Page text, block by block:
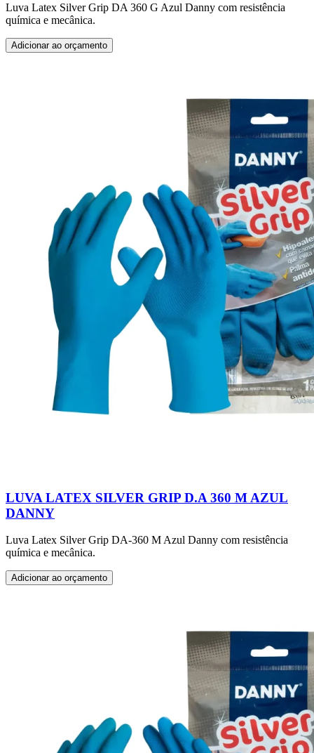
Luva Latex Silver Grip DA 360 G Azul Danny com resistência
química e mecânica.
Adicionar ao orçamento
LUVA LATEX SILVER GRIP D.A 360 M AZUL
DANNY
Luva Latex Silver Grip DA-360 M Azul Danny com resistência
química e mecânica.
Adicionar ao orçamento